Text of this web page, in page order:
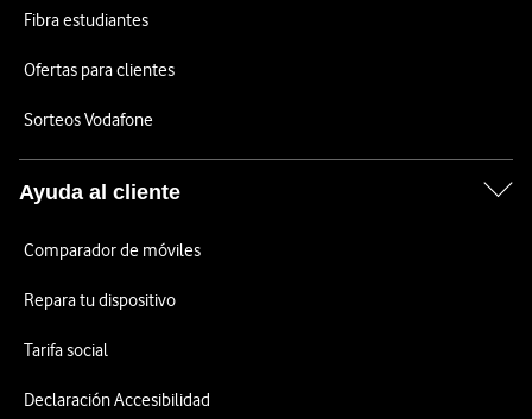
Fibra estudiantes
Ofertas para clientes
Sorteos Vodafone
Ayuda al cliente
Comparador de móviles
Repara tu dispositivo
Tarifa social
Declaración Accesibilidad